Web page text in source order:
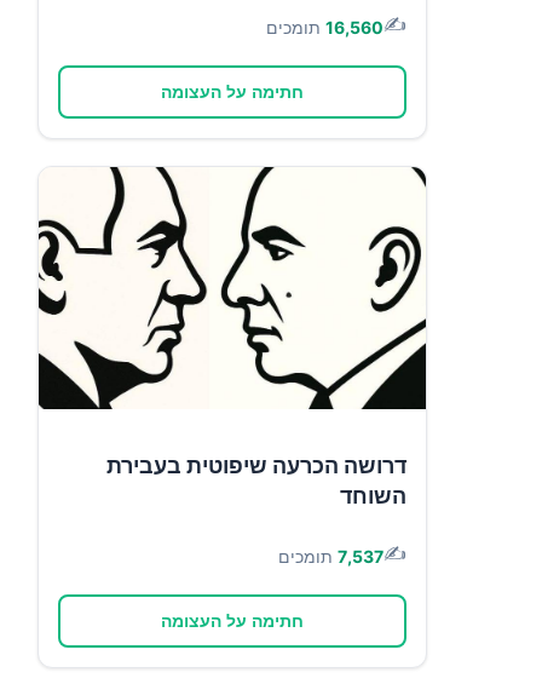
✍️
16,560 תומכים
חתימה על העצומה
דרושה הכרעה שיפוטית בעבירת
השוחד
✍️
7,537 תומכים
חתימה על העצומה